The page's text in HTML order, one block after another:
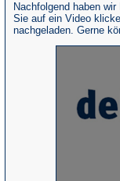
Nachfolgend haben
Sie auf ein Video
nachgeladen. Gerne